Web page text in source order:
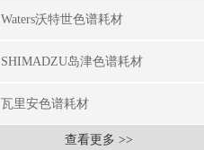
Waters沃特世色谱耗材
SHIMADZU岛津色谱耗材
瓦里安色谱耗材
查看更多 >>